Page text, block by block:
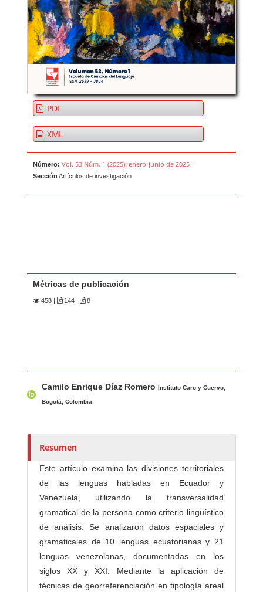
PDF
XML
Número: Vol. 53 Núm. 1 (2025): enero-junio de 2025
Sección Artículos de investigación
Métricas de publicación
458 | 144 | 8
u
r
s
Camilo Enrique Díaz RomeroInstituto Caro y Cuervo,
Bogotá, Colombia
Resumen
Este artículo examina las divisiones territoriales
de las lenguas habladas en Ecuador y
Venezuela, utilizando la transversalidad
gramatical de la persona como criterio lingüístico
de análisis. Se analizaron datos espaciales y
gramaticales de 10 lenguas ecuatorianas y 21
lenguas venezolanas, documentadas en los
siglos XX y XXI. Mediante la aplicación de
técnicas de georreferenciación en tipología areal